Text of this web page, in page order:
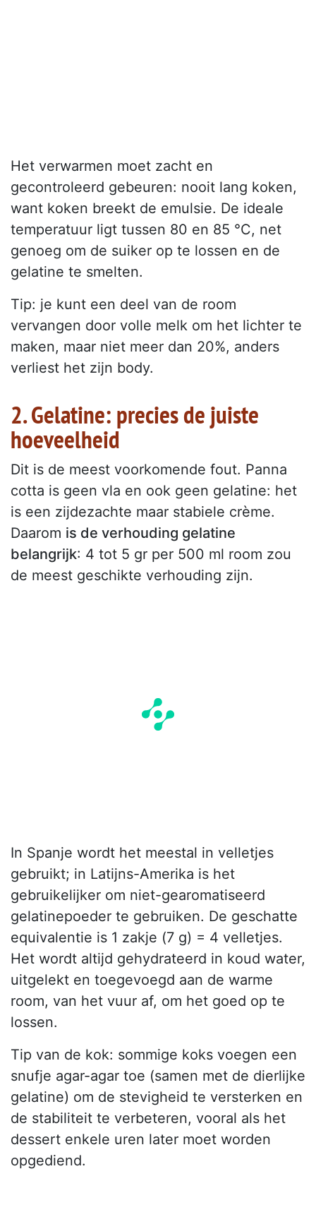
Het verwarmen moet zacht en
gecontroleerd gebeuren: nooit lang koken,
want koken breekt de emulsie. De ideale
temperatuur ligt tussen 80 en 85 °C, net
genoeg om de suiker op te lossen en de
gelatine te smelten.
Tip: je kunt een deel van de room
vervangen door volle melk om het lichter te
maken, maar niet meer dan 20%, anders
verliest het zijn body.
2. Gelatine: precies de juiste
hoeveelheid
Dit is de meest voorkomende fout. Panna
cotta is geen vla en ook geen gelatine: het
is een zijdezachte maar stabiele crème.
Daarom is de verhouding gelatine
belangrijk: 4 tot 5 gr per 500 ml room zou
de meest geschikte verhouding zijn.
In Spanje wordt het meestal in velletjes
gebruikt; in Latijns-Amerika is het
gebruikelijker om niet-gearomatiseerd
gelatinepoeder te gebruiken. De geschatte
equivalentie is 1 zakje (7 g) = 4 velletjes.
Het wordt altijd gehydrateerd in koud water,
uitgelekt en toegevoegd aan de warme
room, van het vuur af, om het goed op te
lossen.
Tip van de kok: sommige koks voegen een
snufje agar-agar toe (samen met de dierlijke
gelatine) om de stevigheid te versterken en
de stabiliteit te verbeteren, vooral als het
dessert enkele uren later moet worden
opgediend.